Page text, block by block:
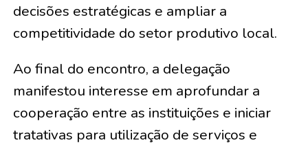
decisões estratégicas e ampliar a
competitividade do setor produtivo local.
Ao final do encontro, a delegação
manifestou interesse em aprofundar a
cooperação entre as instituições e iniciar
tratativas para utilização de serviços e